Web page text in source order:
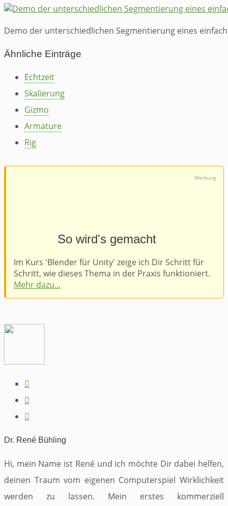
Demo der unterschiedlichen Segmentierung eines
Ähnliche Einträge
Echtzeit
Skalierung
Gizmo
Armature
Rig
Werbung
So wird's gemacht
Im Kurs 'Blender für Unity' zeige ich Dir Schritt für
Schritt, wie dieses Thema in der Praxis funktioniert.
Mehr dazu...



Dr. René Bühling
Hi, mein Name ist René und ich möchte Dir dabei helfen,
deinen Traum vom eigenen Computerspiel Wirklichkeit
werden zu lassen. Mein erstes kommerziell